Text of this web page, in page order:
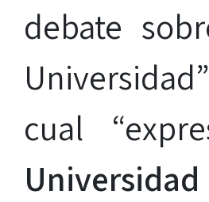
debate
cual